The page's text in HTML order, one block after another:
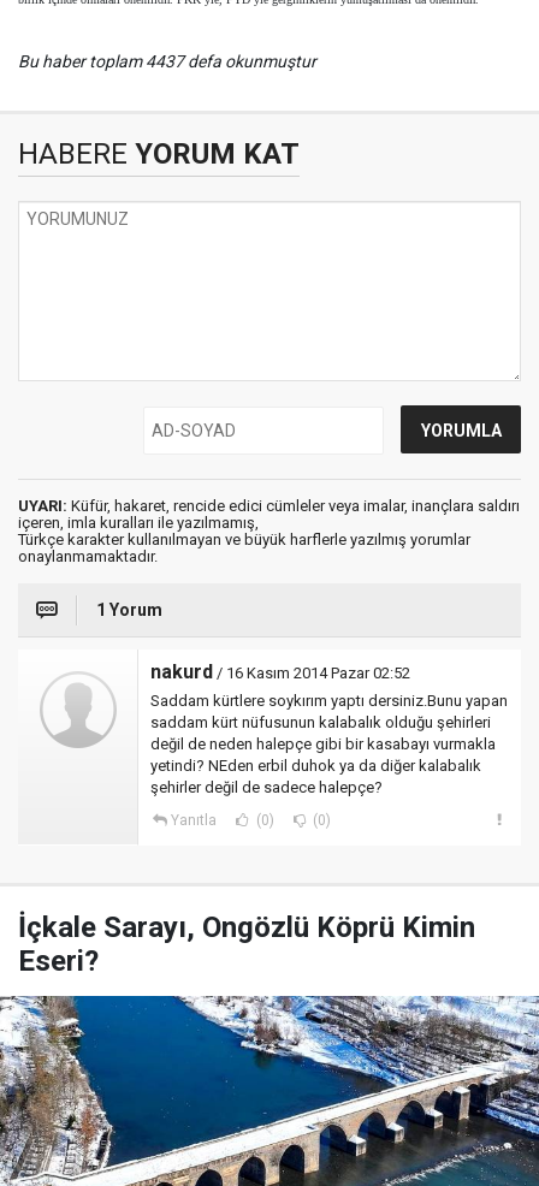
Bu haber toplam 4437 defa okunmuştur
HABERE YORUM KAT
UYARI: Küfür, hakaret, rencide edici cümleler veya imalar, inançlara saldırı
içeren, imla kuralları ile yazılmamış,
Türkçe karakter kullanılmayan ve büyük harflerle yazılmış yorumlar
onaylanmamaktadır.
1 Yorum
nakurd / 16 Kasım 2014 Pazar 02:52
Saddam kürtlere soykırım yaptı dersiniz.Bunu yapan
saddam kürt nüfusunun kalabalık olduğu şehirleri
değil de neden halepçe gibi bir kasabayı vurmakla
yetindi? NEden erbil duhok ya da diğer kalabalık
şehirler değil de sadece halepçe?
Yanıtla (0) (0)
İçkale Sarayı, Ongözlü Köprü Kimin
Eseri?